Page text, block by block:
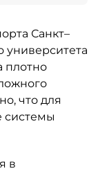
Санкт–
университета
плотно
что для
системы
в